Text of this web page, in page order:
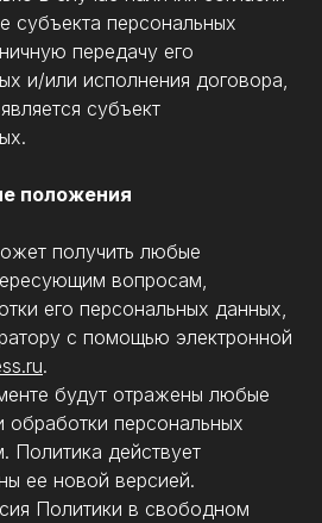
субъекта персональных
передачу его
и/или исполнения договора,
субъект
положения
получить любые
вопросам,
его персональных данных,
с помощью электронной
.
будут отражены любые
обработки персональных
Политика действует
ее новой версией.
Политики в свободном